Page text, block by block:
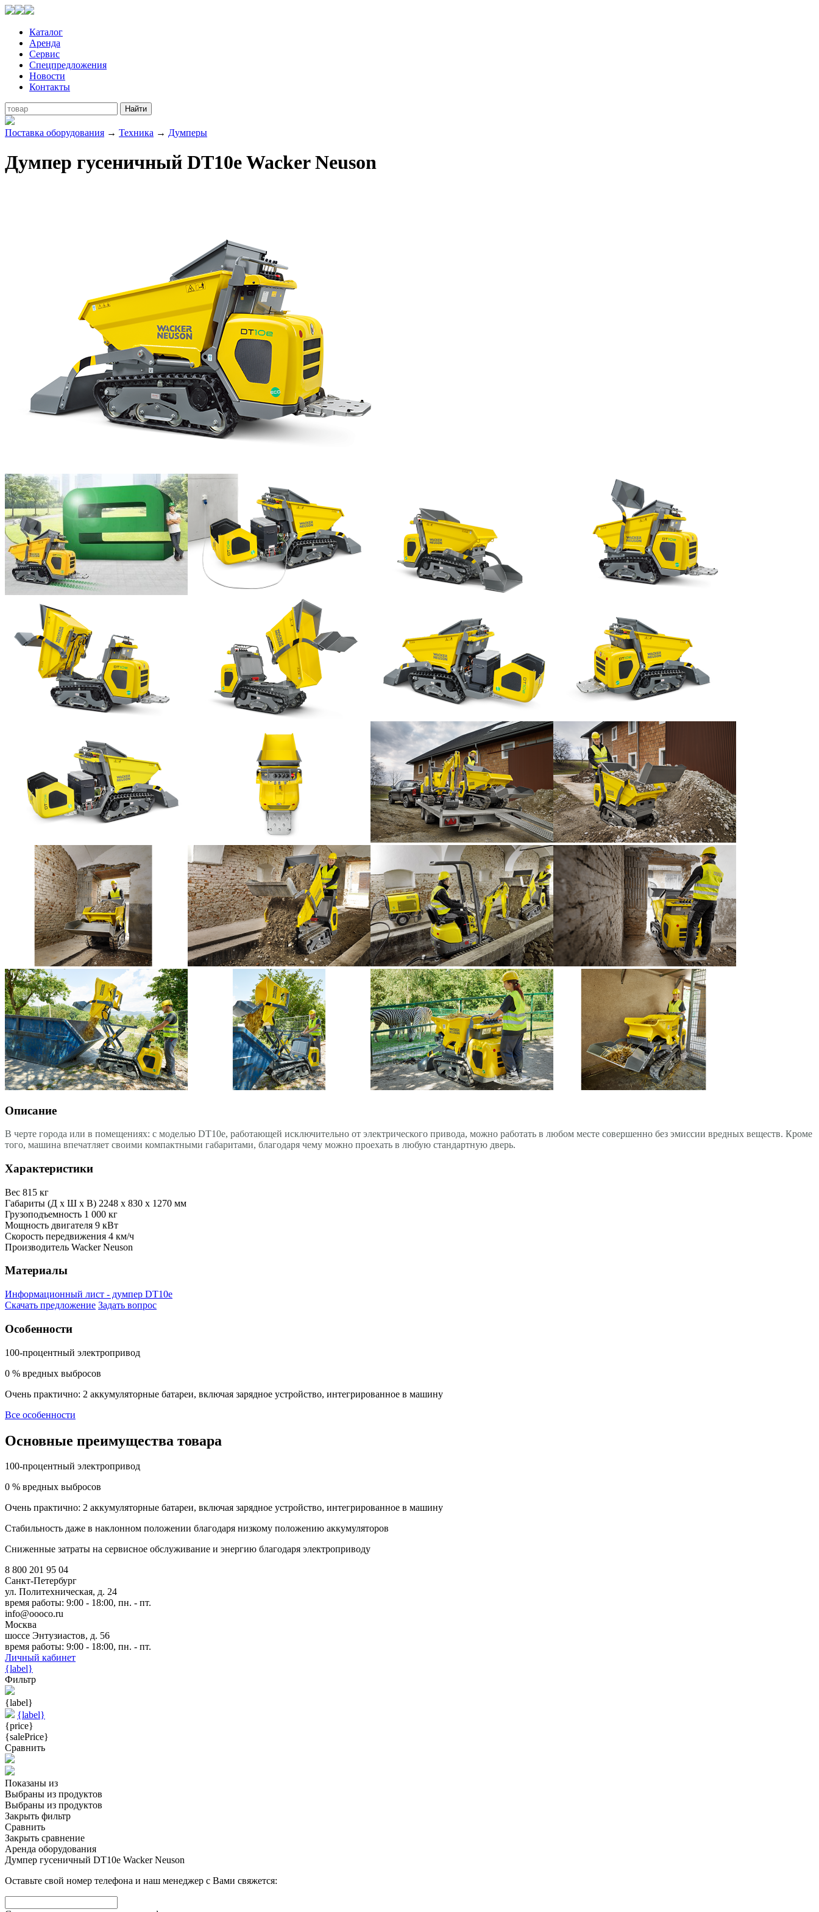
Каталог
Аренда
Сервис
Спецпредложения
Новости
Контакты
Поставка оборудования → Техника → Думперы
Думпер гусеничный DT10e Wacker Neuson
Описание
В черте города или в помещениях: с моделью DT10e, работающей исключительно от электрического привода, можно работать в любом месте совершенно без эмиссии вредных веществ. Кроме
того, машина впечатляет своими компактными габаритами, благодаря чему можно проехать в любую стандартную дверь.
Характеристики
Вес 815 кг
Габариты (Д х Ш х В) 2248 x 830 x 1270 мм
Грузоподъемность 1 000 кг
Мощность двигателя 9 кВт
Скорость передвижения 4 км/ч
Производитель Wacker Neuson
Материалы
Информационный лист - думпер DT10e
Скачать предложение Задать вопрос
Особенности
100-процентный электропривод
0 % вредных выбросов
Очень практично: 2 аккумуляторные батареи, включая зарядное устройство, интегрированное в машину
Все особенности
Основные преимущества товара
100-процентный электропривод
0 % вредных выбросов
Очень практично: 2 аккумуляторные батареи, включая зарядное устройство, интегрированное в машину
Стабильность даже в наклонном положении благодаря низкому положению аккумуляторов
Сниженные затраты на сервисное обслуживание и энергию благодаря электроприводу
8 800 201 95 04
Санкт-Петербург
ул. Политехническая, д. 24
время работы: 9:00 - 18:00, пн. - пт.
info@oooco.ru
Москва
шоссе Энтузиастов, д. 56
время работы: 9:00 - 18:00, пн. - пт.
Личный кабинет
{label}
Фильтр
{label}
{label}
{price}
{salePrice}
Сравнить
Показаны из
Выбраны из продуктов
Выбраны из продуктов
Закрыть фильтр
Сравнить
Закрыть сравнение
Аренда оборудования
Думпер гусеничный DT10e Wacker Neuson
Оставьте свой номер телефона и наш менеджер с Вами свяжется: